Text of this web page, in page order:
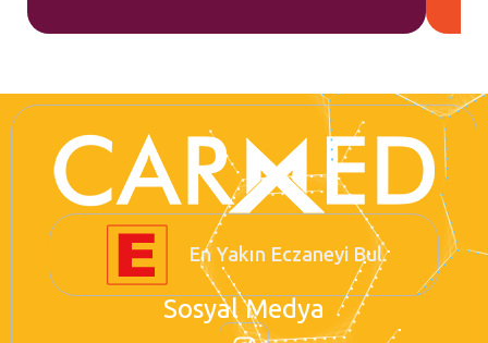
En Yakın Eczaneyi Bul
Sosyal Medya